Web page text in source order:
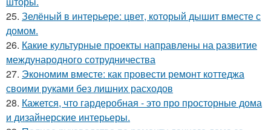
25. Зелёный в интерьере: цвет, который дышит вместе с
домом.
26. Какие культурные проекты направлены на развитие
международного сотрудничества
27. Экономим вместе: как провести ремонт коттеджа
своими руками без лишних расходов
28. Кажется, что гардеробная - это про просторные дома
и дизайнерские интерьеры.